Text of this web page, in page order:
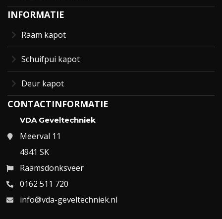
INFORMATIE
Raam kapot
Schuifpui kapot
Deur kapot
CONTACTINFORMATIE
VDA Geveltechniek
Meerval 11
4941 SK
Raamsdonksveer
0162 511 720
info@vda-geveltechniek.nl